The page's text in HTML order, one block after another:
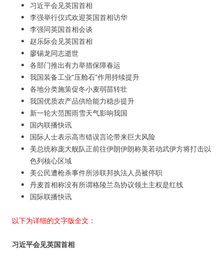
习近平会见英国首相
李强举行仪式欢迎英国首相访华
李强同英国首相会谈
赵乐际会见英国首相
廖锡龙同志逝世
各部门推出有力举措保障春运
我国装备工业“压舱石”作用持续提升
各地分类施策促冬小麦弱苗转壮
我国优质农产品供给能力稳步提升
新一轮大范围雨雪天气影响我国
国内联播快讯
国际人士表示高市错误言论带来巨大风险
美总统称庞大舰队正前往伊朗伊朗称美若动武伊方将打击以
色列核心区域
美公民遭枪杀事件所涉联邦执法人员被停职
丹麦首相称没有所谓格陵兰岛协议领土主权是红线
国际联播快讯
以下为详细的文字版全文：
习近平会见英国首相